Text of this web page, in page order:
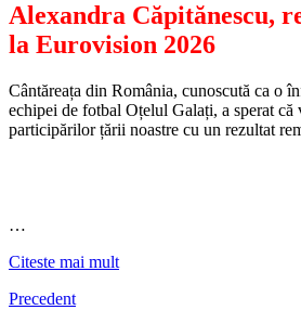
Alexandra Căpitănescu,
la Eurovision 2026
Cântăreața din România, cunoscută ca o
echipei de fotbal Oțelul Galați, a sperat că
participărilor țării noastre cu un rezultat
…
Citeste mai mult
Precedent